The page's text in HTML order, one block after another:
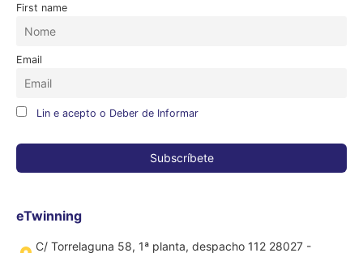
First name
Email
Lin e acepto o Deber de Informar
eTwinning
C/ Torrelaguna 58, 1ª planta, despacho 112 28027 -